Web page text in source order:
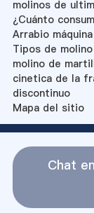
molinos de
¿Cuánto
Arrabio
Tipos de
molino de
cinetica de la
discontinuo
Mapa del sitio
Chat